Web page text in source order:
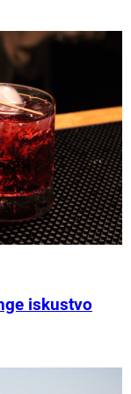
iskustvo